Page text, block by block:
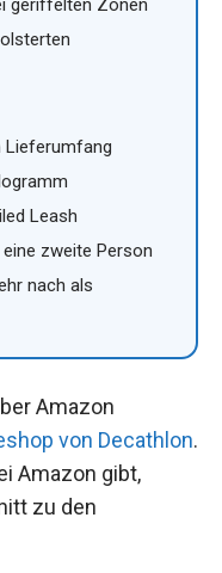
Lieferumfang
Leash
zweite Person
nach als
Amazon
von Decathlon.
Amazon gibt,
zu den